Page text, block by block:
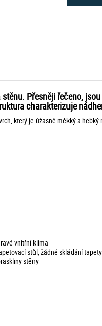
Přesněji řečeno,
charakterizuje
který je úžasně měkký a
vnitřní klima
stůl, žádné skládání
stěny